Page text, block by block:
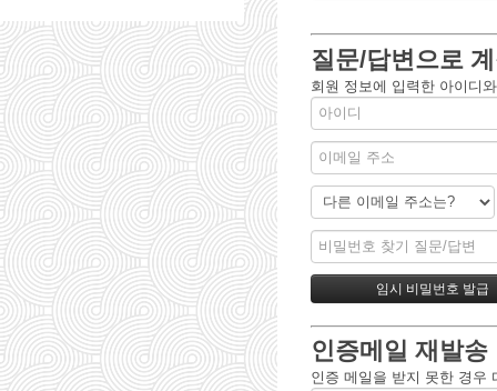
질문/답변으로
회원 정보에 입력한 아이디
인증메일 재발송
인증 메일을 받지 못한 경우